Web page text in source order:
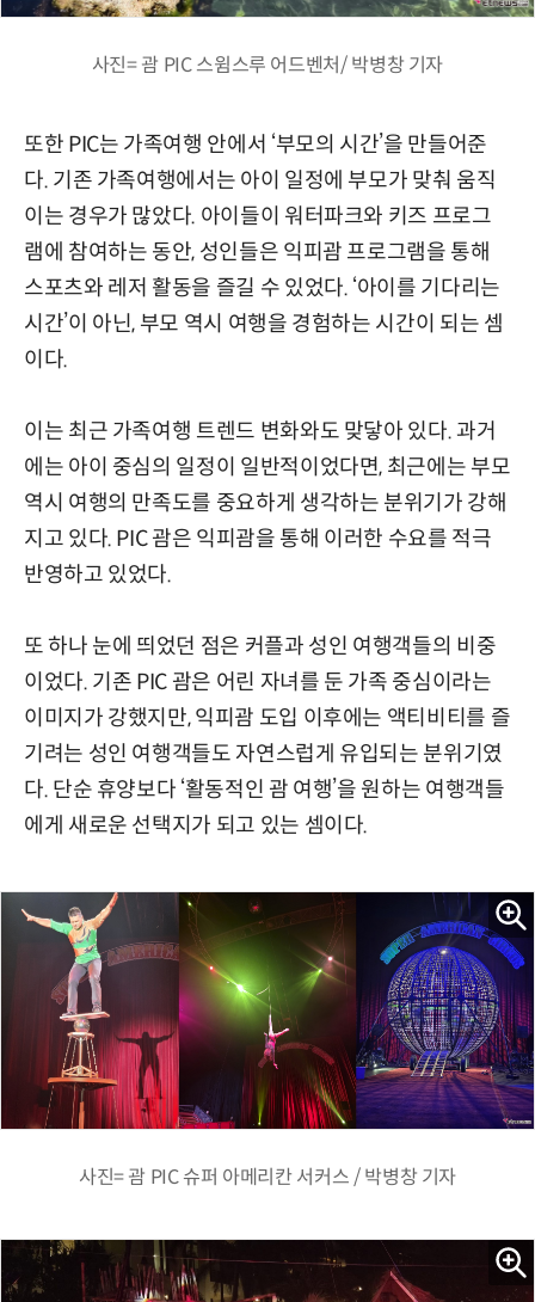
사진= 괌 PIC 스윔스루 어드벤처/ 박병창 기자
또한 PIC는 가족여행 안에서 ‘부모의 시간’을 만들어준
다. 기존 가족여행에서는 아이 일정에 부모가 맞춰 움직
이는 경우가 많았다. 아이들이 워터파크와 키즈 프로그
램에 참여하는 동안, 성인들은 익피괌 프로그램을 통해
스포츠와 레저 활동을 즐길 수 있었다. ‘아이를 기다리는
시간’이 아닌, 부모 역시 여행을 경험하는 시간이 되는 셈
이다.
이는 최근 가족여행 트렌드 변화와도 맞닿아 있다. 과거
에는 아이 중심의 일정이 일반적이었다면, 최근에는 부모
역시 여행의 만족도를 중요하게 생각하는 분위기가 강해
지고 있다. PIC 괌은 익피괌을 통해 이러한 수요를 적극
반영하고 있었다.
또 하나 눈에 띄었던 점은 커플과 성인 여행객들의 비중
이었다. 기존 PIC 괌은 어린 자녀를 둔 가족 중심이라는
이미지가 강했지만, 익피괌 도입 이후에는 액티비티를 즐
기려는 성인 여행객들도 자연스럽게 유입되는 분위기였
다. 단순 휴양보다 ‘활동적인 괌 여행’을 원하는 여행객들
에게 새로운 선택지가 되고 있는 셈이다.
사진= 괌 PIC 슈퍼 아메리칸 서커스 / 박병창 기자